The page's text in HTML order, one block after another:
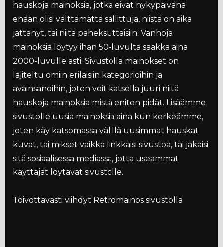
hauskoja mainoksia, jotka eivät nykypäivänä
enään olisi välttämättä sallittuja, niistä on aika
jättänyt, tai niitä paheksuttaisiin. Vanhoja
mainoksia löytyy ihan 50-luvulta saakka aina
2000-luvulle asti. Sivustolla mainokset on
lajiteltu omiin erilaisiin kategorioihin ja
avainsanoihin, joten voit katsella juuri niitä
hauskoja mainoksia mistä eniten pidät. Lisäämme
sivustolle uusia mainoksia aina kun kerkeämme,
joten käy katsomassa välillä uusimmat hauskat
kuvat, tai mikset vaikka linkkaisi sivustoa, tai jakaisi
sitä sosiaalisessa mediassa, jotta useammat
käyttäjät löytävät sivustolle.
Toivottavasti viihdyt Retromainos sivustolla